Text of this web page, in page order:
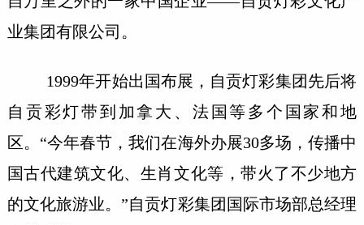
业集团有限公司。
1999年开始出国布展，自贡灯彩集团先后将
自贡彩灯带到加拿大、法国等多个国家和地
区。“今年春节，我们在海外办展30多场，传播中
国古代建筑文化、生肖文化等，带火了不少地方
的文化旅游业。”自贡灯彩集团国际市场部总经理